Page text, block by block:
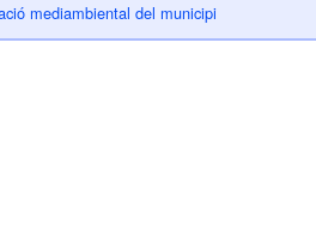
mediambiental del municipi